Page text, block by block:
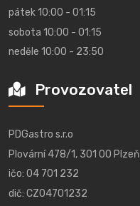
pátek 10:00 - 01:15
sobota 10:00 - 01:15
neděle 10:00 - 23:50
Provozovatel
PDGastro s.r.o
Plovární 478/1, 301 00 Plzeň
ičo: 04 701 232
dič: CZ04701232